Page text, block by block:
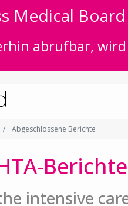
Medical
abrufbar,
Abgeschlossene Berichte
Berichte
intensive